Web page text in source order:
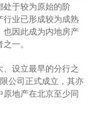
处于较为原始的阶
行业已形成较为成熟
也因此成为内地房产
一。
设立最早的分行之
公司正式成立，其亦
地产在北京至少同